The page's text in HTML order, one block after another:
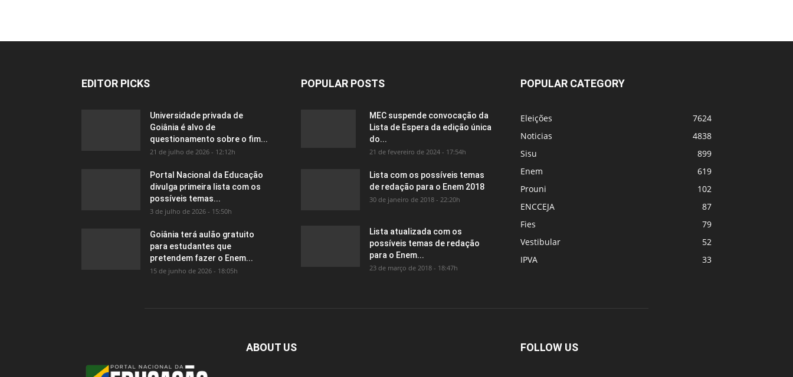
EDITOR PICKS
Universidade privada de
Goiânia é alvo de
questionamento sobre o fim...
21 de julho de 2026 - 12:12h
Portal Nacional da Educação
divulga primeira lista com os
possíveis temas...
3 de julho de 2026 - 15:50h
Goiânia terá aulão gratuito
para estudantes que
pretendem fazer o Enem...
15 de junho de 2026 - 18:05h
POPULAR POSTS
MEC suspende convocação da
Lista de Espera da edição única
do...
21 de fevereiro de 2024 - 17:54h
Lista com os possíveis temas
de redação para o Enem 2018
30 de janeiro de 2018 - 22:20h
Lista atualizada com os
possíveis temas de redação
para o Enem...
23 de março de 2018 - 18:47h
POPULAR CATEGORY
Eleições
7624
Noticias
4838
Sisu
899
Enem
619
Prouni
102
ENCCEJA
87
Fies
79
Vestibular
52
IPVA
33
ABOUT US FOLLOW US